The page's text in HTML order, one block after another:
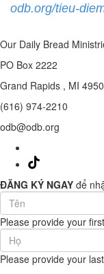
odb.org/tieu-
Our Daily Bread
PO Box 2222
Grand Rapids , MI
(616) 974-2210
odb@odb.org
ĐĂNG KÝ NGAY để
First
Name
(required)
Please provide your
Last
Name
(required)
Please provide your